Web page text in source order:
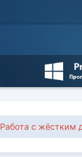
Работа с жёстким